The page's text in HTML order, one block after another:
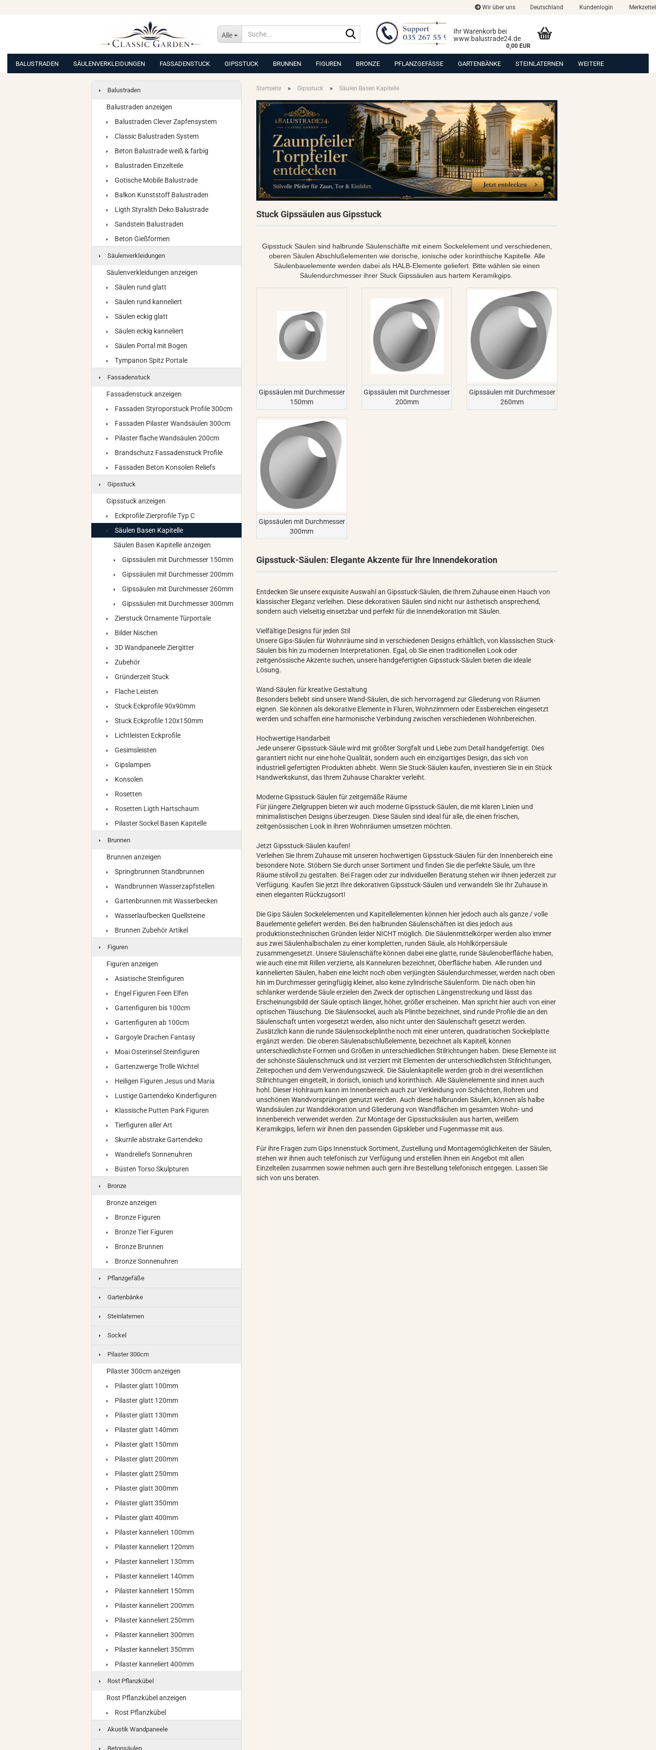
Wir über uns Deutschland Kundenlogin Merkzettel
Alle
Suche...
Ihr Warenkorb bei
www.balustrade24.de
0,00 EUR
BALUSTRADEN SÄULENVERKLEIDUNGEN FASSADENSTUCK GIPSSTUCK BRUNNEN FIGUREN BRONZE PFLANZGEFÄSSE GARTENBÄNKE STEINLATERNEN WEITERE
Startseite » Gipsstuck » Säulen Basen Kapitelle
Stuck Gipssäulen aus Gipsstuck
Gipsstuck Säulen sind halbrunde Säulenschäfte mit einem Sockelelement und verschiedenen,
oberen Säulen Abschlußelementen wie dorische, ionische oder korinthische Kapitelle. Alle
Säulenbauelemente werden dabei als HALB-Elemente geliefert. Bitte wählen sie einen
Säulendurchmesser ihrer Stuck Gipssäulen aus hartem Keramikgips.
Gipssäulen mit Durchmesser
150mm
Gipssäulen mit Durchmesser
200mm
Gipssäulen mit Durchmesser
260mm
Gipssäulen mit Durchmesser
300mm
Gipsstuck-Säulen: Elegante Akzente für Ihre Innendekoration
Entdecken Sie unsere exquisite Auswahl an Gipsstuck-Säulen, die Ihrem Zuhause einen Hauch von
klassischer Eleganz verleihen. Diese dekorativen Säulen sind nicht nur ästhetisch ansprechend,
sondern auch vielseitig einsetzbar und perfekt für die Innendekoration mit Säulen.
Vielfältige Designs für jeden Stil
Unsere Gips-Säulen für Wohnräume sind in verschiedenen Designs erhältlich, von klassischen Stuck-
Säulen bis hin zu modernen Interpretationen. Egal, ob Sie einen traditionellen Look oder
zeitgenössische Akzente suchen, unsere handgefertigten Gipsstuck-Säulen bieten die ideale
Lösung.
Wand-Säulen für kreative Gestaltung
Besonders beliebt sind unsere Wand-Säulen, die sich hervorragend zur Gliederung von Räumen
eignen. Sie können als dekorative Elemente in Fluren, Wohnzimmern oder Essbereichen eingesetzt
werden und schaffen eine harmonische Verbindung zwischen verschiedenen Wohnbereichen.
Hochwertige Handarbeit
Jede unserer Gipsstuck-Säule wird mit größter Sorgfalt und Liebe zum Detail handgefertigt. Dies
garantiert nicht nur eine hohe Qualität, sondern auch ein einzigartiges Design, das sich von
industriell gefertigten Produkten abhebt. Wenn Sie Stuck-Säulen kaufen, investieren Sie in ein Stück
Handwerkskunst, das Ihrem Zuhause Charakter verleiht.
Moderne Gipsstuck-Säulen für zeitgemäße Räume
Für jüngere Zielgruppen bieten wir auch moderne Gipsstuck-Säulen, die mit klaren Linien und
minimalistischen Designs überzeugen. Diese Säulen sind ideal für alle, die einen frischen,
zeitgenössischen Look in ihren Wohnräumen umsetzen möchten.
Jetzt Gipsstuck-Säulen kaufen!
Verleihen Sie Ihrem Zuhause mit unseren hochwertigen Gipsstuck-Säulen für den Innenbereich eine
besondere Note. Stöbern Sie durch unser Sortiment und finden Sie die perfekte Säule, um Ihre
Räume stilvoll zu gestalten. Bei Fragen oder zur individuellen Beratung stehen wir Ihnen jederzeit zur
Verfügung. Kaufen Sie jetzt Ihre dekorativen Gipsstuck-Säulen und verwandeln Sie Ihr Zuhause in
einen eleganten Rückzugsort!
Die Gips Säulen Sockelelementen und Kapitellelementen können hier jedoch auch als ganze / volle
Bauelemente geliefert werden. Bei den halbrunden Säulenschäften ist dies jedoch aus
produktionstechnischen Gründen leider NICHT möglich. Die Säulenmittelkörper werden also immer
aus zwei Säulenhalbschalen zu einer kompletten, runden Säule, als Hohlkörpersäule
zusammengesetzt. Unsere Säulenschäfte können dabei eine glatte, runde Säulenoberfläche haben,
wie auch eine mit Rillen verzierte, als Kanneluren bezeichnet, Oberfläche haben. Alle runden und
kannelierten Säulen, haben eine leicht noch oben verjüngten Säulendurchmesser, werden nach oben
hin im Durchmesser geringfügig kleiner, also keine zylindrische Säulenform. Die nach oben hin
schlanker werdende Säule erzielen den Zweck der optischen Längenstreckung und lässt das
Erscheinungsbild der Säule optisch länger, höher, größer erscheinen. Man spricht hier auch von einer
optischen Täuschung. Die Säulensockel, auch als Plinthe bezeichnet, sind runde Profile die an den
Säulenschaft unten vorgesetzt werden, also nicht unter den Säulenschaft gesetzt werden.
Zusätzlich kann die runde Säulensockelplinthe noch mit einer unteren, quadratischen Sockelplatte
ergänzt werden. Die oberen Säulenabschlußelemente, bezeichnet als Kapitell, können
unterschiedlichste Formen und Größen in unterschiedlichen Stilrichtungen haben. Diese Elemente ist
der schönste Säulenschmuck und ist verziert mit Elementen der unterschiedlichsten Stilrichtungen,
Zeitepochen und dem Verwendungszweck. Die Säulenkapitelle werden grob in drei wesentlichen
Stilrichtungen eingeteilt, in dorisch, ionisch und korinthisch. Alle Säulenelemente sind innen auch
hohl. Dieser Hohlraum kann im Innenbereich auch zur Verkleidung von Schächten, Rohren und
unschönen Wandvorsprüngen genutzt werden. Auch diese halbrunden Säulen, können als halbe
Wandsäulen zur Wanddekoration und Gliederung von Wandflächen im gesamten Wohn- und
Innenbereich verwendet werden. Zur Montage der Gipsstucksäulen aus harten, weißem
Keramikgips, liefern wir ihnen den passenden Gipskleber und Fugenmasse mit aus.
Für ihre Fragen zum Gips Innenstuck Sortiment, Zustellung und Montagemöglichkeiten der Säulen,
stehen wir ihnen auch telefonisch zur Verfügung und erstellen ihnen ein Angebot mit allen
Einzelteilen zusammen sowie nehmen auch gern ihre Bestellung telefonisch entgegen. Lassen Sie
sich von uns beraten.
Balustraden
Balustraden anzeigen
Balustraden Clever Zapfensystem
Classic Balustraden System
Beton Balustrade weiß & farbig
Balustraden Einzelteile
Gotische Mobile Balustrade
Balkon Kunststoff Balustraden
Ligth Styralith Deko Balustrade
Sandstein Balustraden
Beton Gießformen
Säulenverkleidungen
Säulenverkleidungen anzeigen
Säulen rund glatt
Säulen rund kanneliert
Säulen eckig glatt
Säulen eckig kanneliert
Säulen Portal mit Bogen
Tympanon Spitz Portale
Fassadenstuck
Fassadenstuck anzeigen
Fassaden Styroporstuck Profile 300cm
Fassaden Pilaster Wandsäulen 300cm
Pilaster flache Wandsäulen 200cm
Brandschutz Fassadenstuck Profile
Fassaden Beton Konsolen Reliefs
Gipsstuck
Gipsstuck anzeigen
Eckprofile Zierprofile Typ C
Säulen Basen Kapitelle
Säulen Basen Kapitelle anzeigen
Gipssäulen mit Durchmesser 150mm
Gipssäulen mit Durchmesser 200mm
Gipssäulen mit Durchmesser 260mm
Gipssäulen mit Durchmesser 300mm
Zierstuck Ornamente Türportale
Bilder Nischen
3D Wandpaneele Ziergitter
Zubehör
Gründerzeit Stuck
Flache Leisten
Stuck Eckprofile 90x90mm
Stuck Eckprofile 120x150mm
Lichtleisten Eckprofile
Gesimsleisten
Gipslampen
Konsolen
Rosetten
Rosetten Ligth Hartschaum
Pilaster Sockel Basen Kapitelle
Brunnen
Brunnen anzeigen
Springbrunnen Standbrunnen
Wandbrunnen Wasserzapfstellen
Gartenbrunnen mit Wasserbecken
Wasserlaufbecken Quellsteine
Brunnen Zubehör Artikel
Figuren
Figuren anzeigen
Asiatische Steinfiguren
Engel Figuren Feen Elfen
Gartenfiguren bis 100cm
Gartenfiguren ab 100cm
Gargoyle Drachen Fantasy
Moai Osterinsel Steinfiguren
Gartenzwerge Trolle Wichtel
Heiligen Figuren Jesus und Maria
Lustige Gartendeko Kinderfiguren
Klassische Putten Park Figuren
Tierfiguren aller Art
Skurrile abstrake Gartendeko
Wandreliefs Sonnenuhren
Büsten Torso Skulpturen
Bronze
Bronze anzeigen
Bronze Figuren
Bronze Tier Figuren
Bronze Brunnen
Bronze Sonnenuhren
Pflanzgefäße
Gartenbänke
Steinlaternen
Sockel
Pilaster 300cm
Pilaster 300cm anzeigen
Pilaster glatt 100mm
Pilaster glatt 120mm
Pilaster glatt 130mm
Pilaster glatt 140mm
Pilaster glatt 150mm
Pilaster glatt 200mm
Pilaster glatt 250mm
Pilaster glatt 300mm
Pilaster glatt 350mm
Pilaster glatt 400mm
Pilaster kanneliert 100mm
Pilaster kanneliert 120mm
Pilaster kanneliert 130mm
Pilaster kanneliert 140mm
Pilaster kanneliert 150mm
Pilaster kanneliert 200mm
Pilaster kanneliert 250mm
Pilaster kanneliert 300mm
Pilaster kanneliert 350mm
Pilaster kanneliert 400mm
Rost Pflanzkübel
Rost Pflanzkübel anzeigen
Rost Pflanzkübel
Akustik Wandpaneele
Betonsäulen